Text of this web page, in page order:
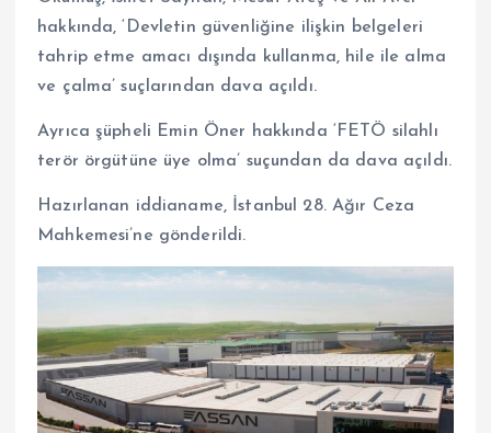
hakkında, ‘Devletin güvenliğine ilişkin belgeleri
tahrip etme amacı dışında kullanma, hile ile alma
ve çalma’ suçlarından dava açıldı.
Ayrıca şüpheli Emin Öner hakkında ‘FETÖ silahlı
terör örgütüne üye olma’ suçundan da dava açıldı.
Hazırlanan iddianame, İstanbul 28. Ağır Ceza
Mahkemesi’ne gönderildi.